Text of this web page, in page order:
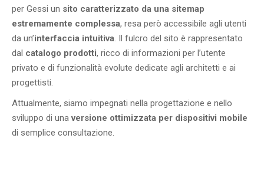
per Gessi un sito caratterizzato da una sitemap
estremamente complessa, resa però accessibile agli utenti
da un’interfaccia intuitiva. Il fulcro del sito è rappresentato
dal catalogo prodotti, ricco di informazioni per l’utente
privato e di funzionalità evolute dedicate agli architetti e ai
progettisti.
Attualmente, siamo impegnati nella progettazione e nello
sviluppo di unaversione ottimizzata per dispositivi mobile
di semplice consultazione.